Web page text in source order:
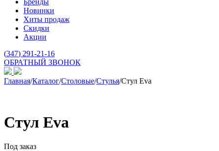
Бренды
Новинки
Хиты продаж
Скидки
Акции
(347) 291-21-16
ОБРАТНЫЙ ЗВОНОК
Главная/Каталог/Столовые/Стулья/Стул Eva
Стул Eva
Под заказ